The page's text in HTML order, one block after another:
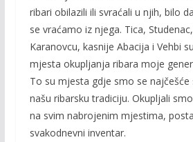
ribari obilazili ili svraćali u njih, bilo
se vraćamo iz njega. Tica,
Karanovcu, kasnije Abacija i Vehbi
mjesta okupljanja ribara moje
To su mjesta gdje smo se najčešće
našu ribarsku tradiciju. Okupljali
na svim nabrojenim mjestima,
svakodnevni inventar.